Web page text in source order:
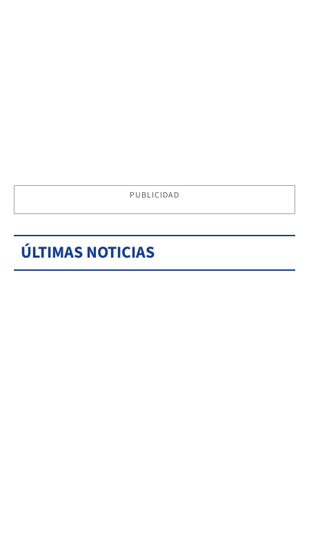
PUBLICIDAD
ÚLTIMAS NOTICIAS